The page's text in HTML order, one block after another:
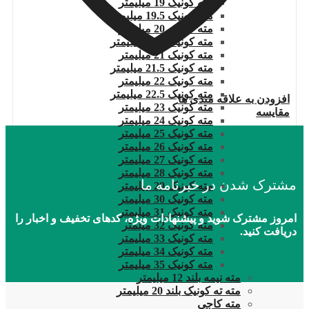
مته کونیک 19 میلیمتر
مته کونیک 19.5 میلیمتر
مته کونیک 20 میلیمتر
مته کونیک 20.5 میلیمتر
مته کونیک 21 میلیمتر
مته کونیک 21.5 میلیمتر
مته کونیک 22 میلیمتر
مته کونیک 22.5 میلیمتر
مته کونیک 23 میلیمتر
مته کونیک 24 میلیمتر
مته کونیک 25 میلیمتر
مته کونیک 26 میلیمتر
مته کونیک 27 میلیمتر
مته کونیک 28 میلیمتر
مته کونیک 29 میلیمتر
مته کونیک 30 میلیمتر
مته کونیک 31 میلیمتر
مته کونیک 32 میلمتر
مته کونیک 33 میلیمتر
مته کونیک 34 میلیمتر
مته کونیک 35 میلیمتر
مته نیمه بلند 12 میلیمتر
مته ته کونیک بلند 20 میلیمتر
مته کاجی
افزودن به علاقه مندی ها
مقایسه
مشترک شدن در خبرنامه ما
امروز مشترک شوید و پیشنهادات ویژه، کدهای تخفیف و اخبار را
دریافت کنید.